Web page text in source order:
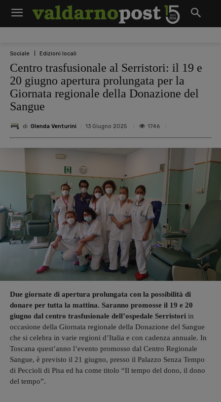
Sociale Edizioni locali
Centro trasfusionale al Serristori: il 19 e
20 giugno apertura prolungata per la
Giornata regionale della Donazione del
Sangue
di Glenda Venturini 13 Giugno 2025 1746
Due giornate di apertura prolungata con la possibilità di
donare per tutta la mattina. Saranno promosse il 19 e 20
giugno dal centro trasfusionale dell’ospedale Serristori in
occasione della Giornata regionale della Donazione del Sangue
che si celebra in varie regioni d’Italia e con cadenza annuale. In
Toscana quest’anno l’evento promosso dal Centro Regionale
Sangue, è previsto il 21 giugno, presso il Palazzo Senza Tempo
di Peccioli di Pisa ed ha come titolo “Il tempo del dono, il dono
del tempo”.